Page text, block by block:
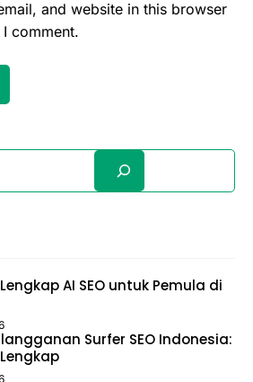
AI SEO untuk Pemula di
ChatGPT untuk
Efektif
AI untuk Analisis SEO
Konten SEO dengan AI
Organik